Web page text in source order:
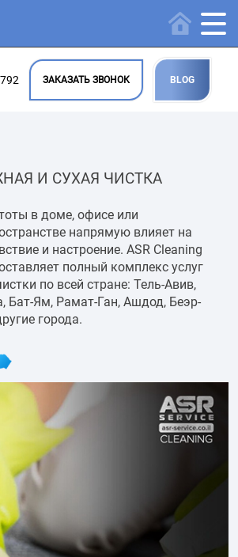
ЗАКАЗАТЬ ЗВОНОК BLOG
И СУХАЯ ЧИСТКА
в доме, офисе или
напрямую влияет на
и настроение. ASR Cleaning
полный комплекс услуг
по всей стране: Тель-Авив,
Бат-Ям, Рамат-Ган, Ашдод, Беэр-
города.